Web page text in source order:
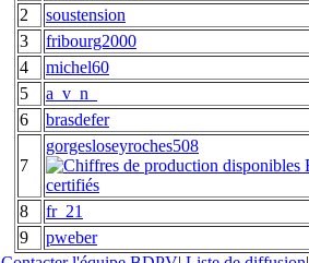
2
soustension
3
fribourg2000
4
michel60
5
a_v_n_
6
brasdefer
7
gorgesloseyroches508
8
fr_21
9
pweber